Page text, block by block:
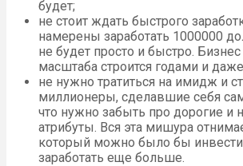
будет;
не стоит ждать быстрого
намерены заработать 1000000
не будет просто и быстро.
масштаба строится годами и
не нужно тратиться на имидж и
миллионеры, сделавшие себя
что нужно забыть про дорогие и
атрибуты. Вся эта мишура
который можно было бы
заработать еще больше.